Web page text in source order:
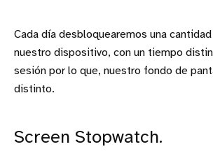
Cada día desbloquearemos una
nuestro dispositivo, con un tiempo
sesión por lo que, nuestro fondo de
distinto.
Screen Stopwatch.